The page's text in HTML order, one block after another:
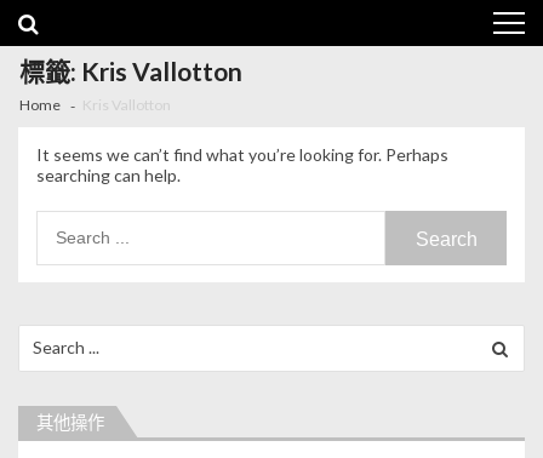
Skip to navigation
Skip to content
標籤: Kris Vallotton
Home Kris Vallotton
It seems we can’t find what you’re looking for. Perhaps
searching can help.
其他操作